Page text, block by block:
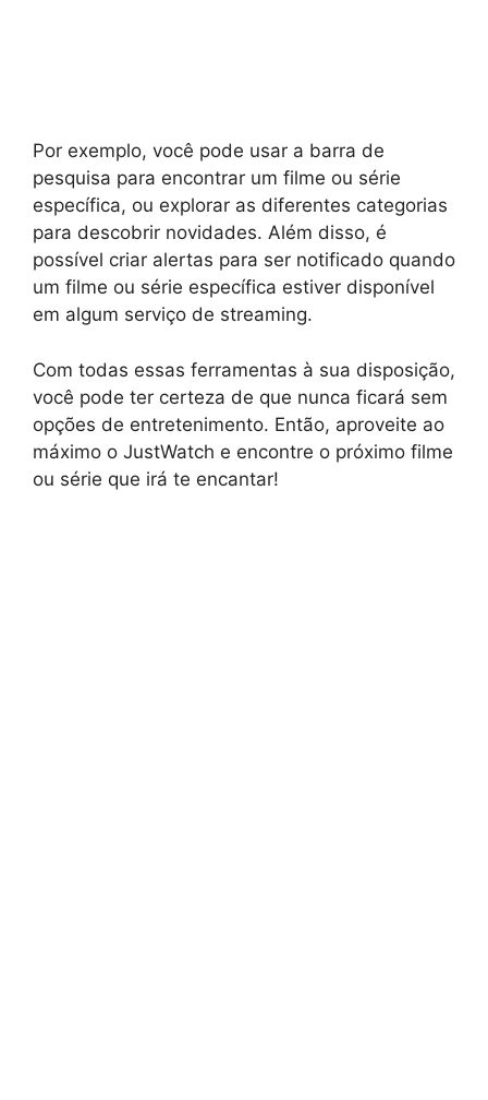
Por exemplo, você pode usar a barra de
pesquisa para encontrar um filme ou série
específica, ou explorar as diferentes categorias
para descobrir novidades. Além disso, é
possível criar alertas para ser notificado quando
um filme ou série específica estiver disponível
em algum serviço de streaming.
Com todas essas ferramentas à sua disposição,
você pode ter certeza de que nunca ficará sem
opções de entretenimento. Então, aproveite ao
máximo o JustWatch e encontre o próximo filme
ou série que irá te encantar!